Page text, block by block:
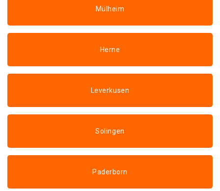
Mülheim
Herne
Leverkusen
Solingen
Paderborn